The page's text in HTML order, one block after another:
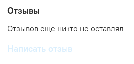
Отзывы
Отзывов еще никто не оставлял
Написать отзыв